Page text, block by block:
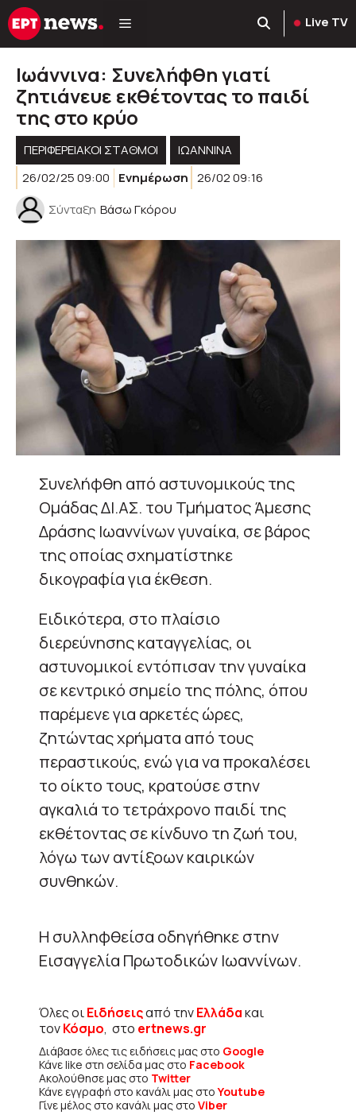
Μετάβαση
σε
Live TV
Ιωάννινα: Συνελήφθη γιατί
ζητιάνευε εκθέτοντας το παιδί
της στο κρύο
ΠΕΡΙΦΕΡΕΙΑΚΟΊ ΣΤΑΘΜΟΊ
ΙΩΑΝΝΙΝΑ
26/02/25 09:00
Ενημέρωση 26/02 09:16
Σύνταξη Βάσω Γκόρου
Συνελήφθη από αστυνομικούς της
Ομάδας ΔΙ.ΑΣ. του Τμήματος Άμεσης
Δράσης Ιωαννίνων γυναίκα, σε βάρος
της οποίας σχηματίστηκε
δικογραφία για έκθεση.
Ειδικότερα, στο πλαίσιο
διερεύνησης καταγγελίας, οι
αστυνομικοί εντόπισαν την γυναίκα
σε κεντρικό σημείο της πόλης, όπου
παρέμενε για αρκετές ώρες,
ζητώντας χρήματα από τους
περαστικούς, ενώ για να προκαλέσει
το οίκτο τους, κρατούσε στην
αγκαλιά το τετράχρονο παιδί της
εκθέτοντας σε κίνδυνο τη ζωή του,
λόγω των αντίξοων καιρικών
συνθηκών.
Η συλληφθείσα οδηγήθηκε στην
Εισαγγελία Πρωτοδικών Ιωαννίνων.
Όλες οιΕιδήσειςαπό τηνΕλλάδακαι
τονΚόσμο, στο ertnews.gr
Διάβασε όλες τις ειδήσεις μας στο Google
Κάνε like στη σελίδα μας στο Facebook
Ακολούθησε μας στο Twitter
Κάνε εγγραφή στο κανάλι μας στοYoutube
Γίνε μέλος στο κανάλι μας στο Viber